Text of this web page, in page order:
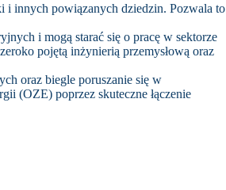
i innych powiązanych dziedzin. Pozwala to
i mogą starać się o pracę w sektorze
pojętą inżynierią przemysłową oraz
oraz biegle poruszanie się w
(OZE) poprzez skuteczne łączenie